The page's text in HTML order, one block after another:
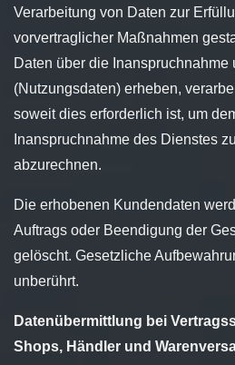
Verarbeitung von Daten zur
vorvertraglicher Maßnahmen
Daten über die Inanspruchnahme
(Nutzungsdaten) erheben,
soweit dies erforderlich ist, um
Inanspruchnahme des Dienstes
abzurechnen.
Die erhobenen Kundendaten
Auftrags oder Beendigung der
gelöscht. Gesetzliche
unberührt.
Datenübermittlung bei
Shops, Händler und